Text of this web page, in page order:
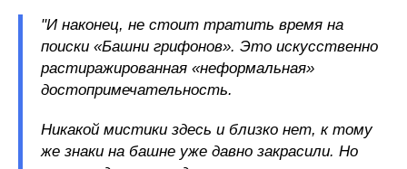
"И наконец, не стоит тратить время на
поиски «Башни грифонов». Это искусственно
растиражированная «неформальная»
достопримечательность.
Никакой мистики здесь и близко нет, к тому
же знаки на башне уже давно закрасили. Но